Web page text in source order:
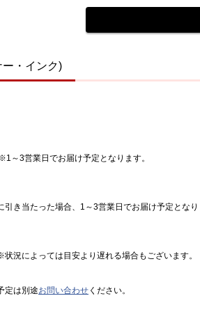
・インク)
～3営業日でお届け予定となります。
き当たった場合、1～3営業日でお届け予定となり
況によっては目安より遅れる場合もございます。
定は別途お問い合わせ ください。